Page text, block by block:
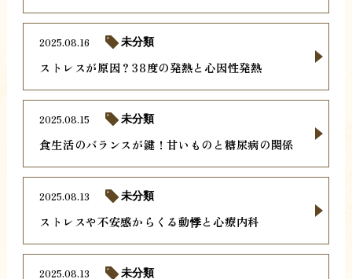
ストレスが原因？38度の発熱と心因性発熱
2025.08.16 未分類
食生活のバランスが鍵！甘いものと糖尿病の関係
2025.08.15 未分類
ストレスや不安感からくる動悸と心療内科
2025.08.13 未分類
2025.08.13 未分類